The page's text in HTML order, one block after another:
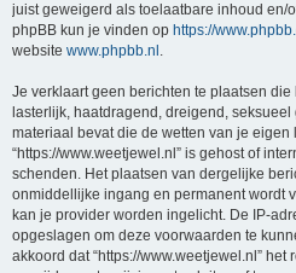
juist geweigerd als toelaatbare inhoud en/
phpBB kun je vinden op https://
website www.phpbb.nl .
Je verklaart geen berichten te plaatsen
lasterlijk, haatdragend, dreigend,
materiaal bevat die de wetten van je eigen
“https://www.weetjewel.nl” is gehost of
schenden. Het plaatsen van dergelijke
onmiddellijke ingang en permanent wordt
kan je provider worden ingelicht. De IP-
opgeslagen om deze voorwaarden te
akkoord dat “https://www.weetjewel.nl”